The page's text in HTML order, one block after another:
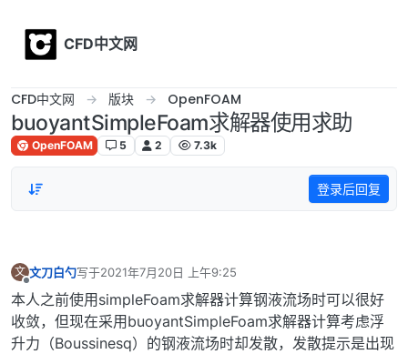
CFD中文网
CFD中文网 版块 OpenFOAM
buoyantSimpleFoam求解器使用求助
OpenFOAM 5 2 7.3k
登录后回复
文
离线
文刀白勺写于2021年7月20日 上午9:25
最后由 编辑
本人之前使用simpleFoam求解器计算钢液流场时可以很好
收敛，但现在采用buoyantSimpleFoam求解器计算考虑浮
升力（Boussinesq）的钢液流场时却发散，发散提示是出现